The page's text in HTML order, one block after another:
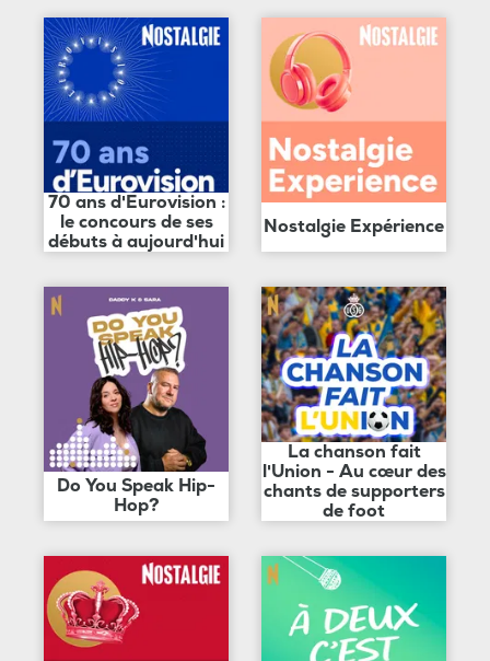
70 ans d'Eurovision :
le concours de ses
débuts à aujourd'hui
Nostalgie Expérience
Do You Speak Hip-
Hop?
La chanson fait
l'Union - Au cœur des
chants de supporters
de foot